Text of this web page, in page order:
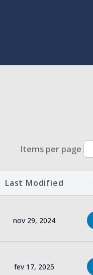
Items per page
Last Modified
nov 29, 2024
fev 17, 2025